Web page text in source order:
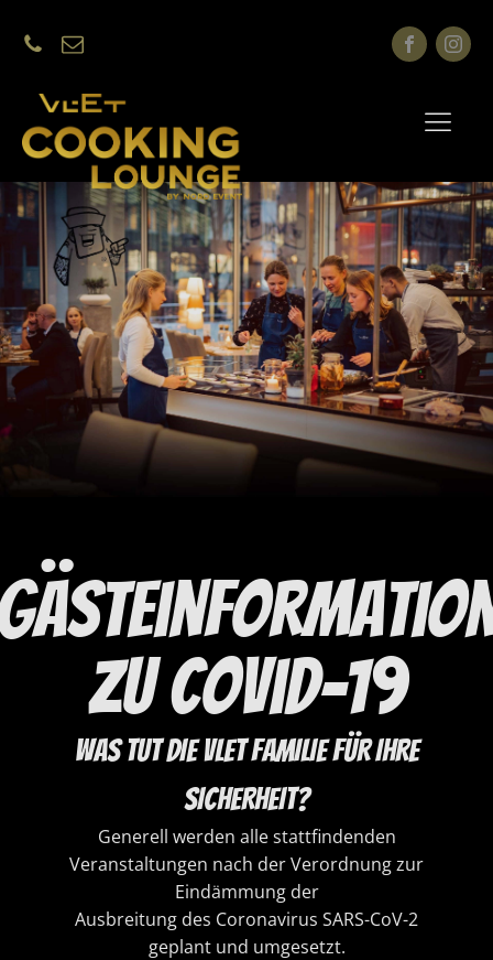
zu covid-19
WAS TUT DIE VLET FAMILIE FÜR IHRE
SICHERHEIT?
Generell werden alle stattfindenden
Veranstaltungen nach der Verordnung zur
Eindämmung der
Ausbreitung des Coronavirus SARS-CoV-2
geplant und umgesetzt.